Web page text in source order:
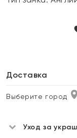
Доставка
Выберите город
Уход за